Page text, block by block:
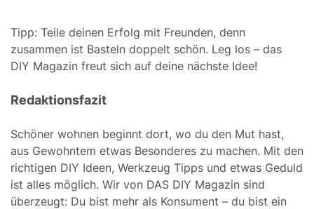
Tipp: Teile deinen Erfolg mit Freunden, denn
zusammen ist Basteln doppelt schön. Leg los – das
DIY Magazin freut sich auf deine nächste Idee!
Redaktionsfazit
Schöner wohnen beginnt dort, wo du den Mut hast,
aus Gewohntem etwas Besonderes zu machen. Mit den
richtigen DIY Ideen, Werkzeug Tipps und etwas Geduld
ist alles möglich. Wir von DAS DIY Magazin sind
überzeugt: Du bist mehr als Konsument – du bist ein